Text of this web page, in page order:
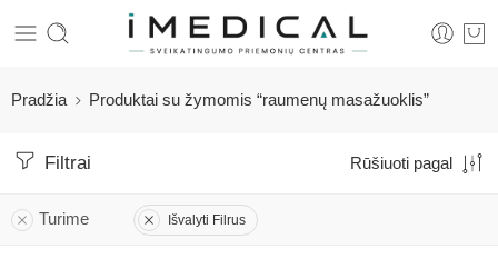
Pradžia Produktai su žymomis “raumenų masažuoklis”
Filtrai Rūšiuoti pagal
Turime Išvalyti Filrus